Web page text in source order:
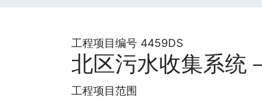
工程项目编号 4459DS
北区污水收集系统
工程项目范围